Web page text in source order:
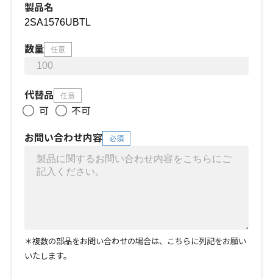
製品名
数量 任意
代替品 任意
可
不可
お問い合わせ内容
必須
＊複数の部品をお問い合わせの場合は、こちらに列記をお願い
いたします。